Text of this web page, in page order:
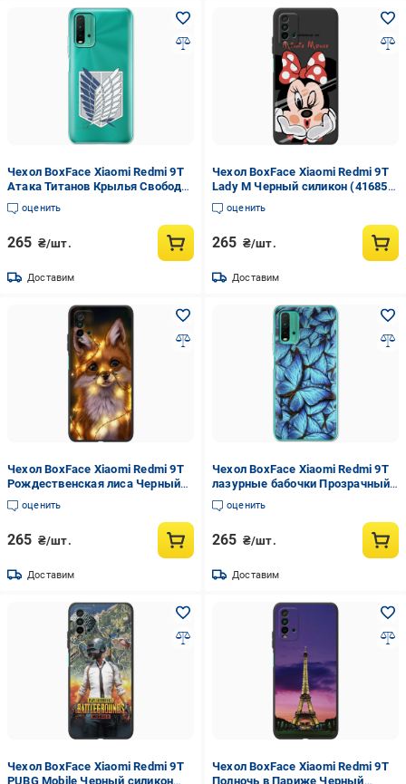
Чехол BoxFace Xiaomi Redmi 9T
Атака Титанов Крылья Свободы
Прозрачный силикон (41685-
bk88-41685)
оценить
265 ₴/шт.
Доставим
Чехол BoxFace Xiaomi Redmi 9T
Lady M Черный силикон (41685-
cc59-42106)
оценить
265 ₴/шт.
Доставим
Чехол BoxFace Xiaomi Redmi 9T
Рождественская лиса Черный
силикон (41685-up2399-42106)
оценить
265 ₴/шт.
Доставим
Чехол BoxFace Xiaomi Redmi 9T
лазурные бабочки Прозрачный
силикон (41685-up1550-41685)
оценить
265 ₴/шт.
Доставим
Чехол BoxFace Xiaomi Redmi 9T
PUBG Mobile Черный силикон
Чехол BoxFace Xiaomi Redmi 9T
Полночь в Париже Черный